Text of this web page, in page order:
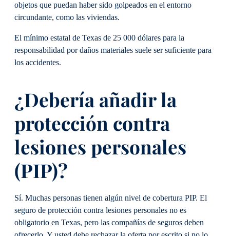
objetos que puedan haber sido golpeados en el entorno
circundante, como las viviendas.
El mínimo estatal de Texas de 25 000 dólares para la
responsabilidad por daños materiales suele ser suficiente para
los accidentes.
¿Debería añadir la
protección contra
lesiones personales
(PIP)?
Sí. Muchas personas tienen algún nivel de cobertura PIP. El
seguro de protección contra lesiones personales no es
obligatorio en Texas, pero las compañías de seguros deben